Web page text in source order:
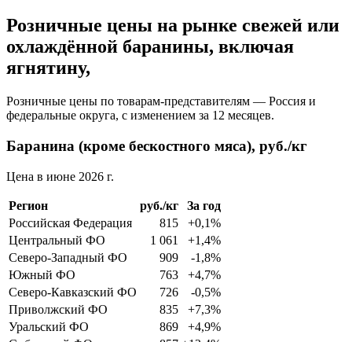
Розничные цены на рынке свежей или
охлаждённой баранины, включая
ягнятину,
Розничные цены по товарам-представителям — Россия и
федеральные округа, с изменением за 12 месяцев.
Баранина (кроме бескостного мяса), руб./кг
Цена в июне 2026 г.
Регион руб./кг
За год
Российская Федерация
815
+0,1%
Центральный ФО
1 061
+1,4%
Северо-Западный ФО
909
-1,8%
Южный ФО
763
+4,7%
Северо-Кавказский ФО
726
-0,5%
Приволжский ФО
835
+7,3%
Уральский ФО
869
+4,9%